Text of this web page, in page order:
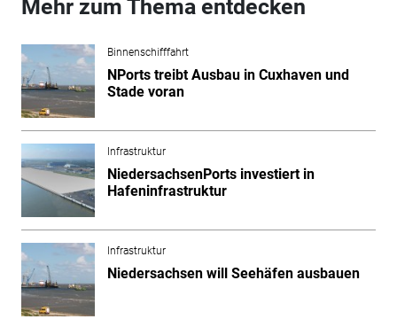
Mehr zum Thema entdecken
Binnenschifffahrt
NPorts treibt Ausbau in Cuxhaven und
Stade voran
Infrastruktur
NiedersachsenPorts investiert in
Hafeninfrastruktur
Infrastruktur
Niedersachsen will Seehäfen ausbauen